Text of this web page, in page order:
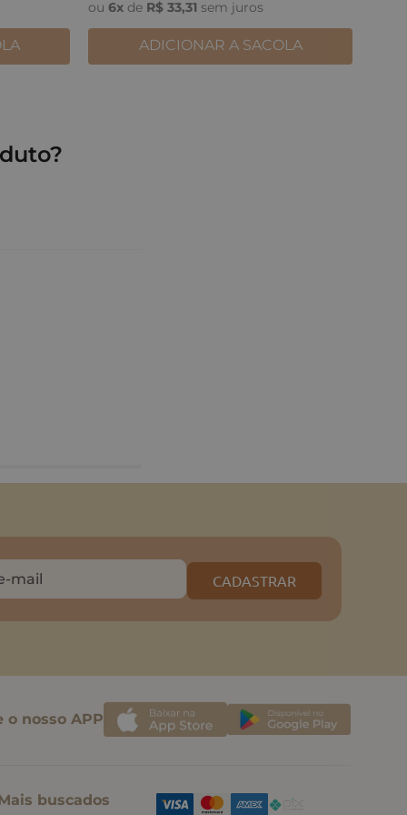
ou 6x de R$ 33,31 sem juros
ADICIONAR A SACOLA
CADASTRAR
o nosso APP
buscados